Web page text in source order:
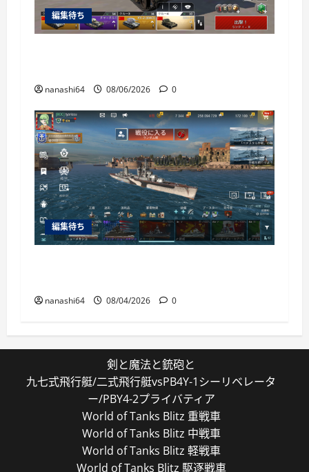
編集待ち
nanashi64 08/06/2026 0
編集待ち
nanashi64 08/04/2026 0
剣と魔法と銃砲と
九七式飛行艇/二式飛行艇vsPB4Y-1シーリベレータ
ー/PBY4-2プライバティア
World of Tanks Blitz 重戦車
World of Tanks Blitz 中戦車
World of Tanks Blitz 軽戦車
World of Tanks Blitz 駆逐戦車